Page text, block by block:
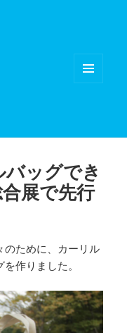
ッグでき
展で先行
のために、カーリル
作りました。